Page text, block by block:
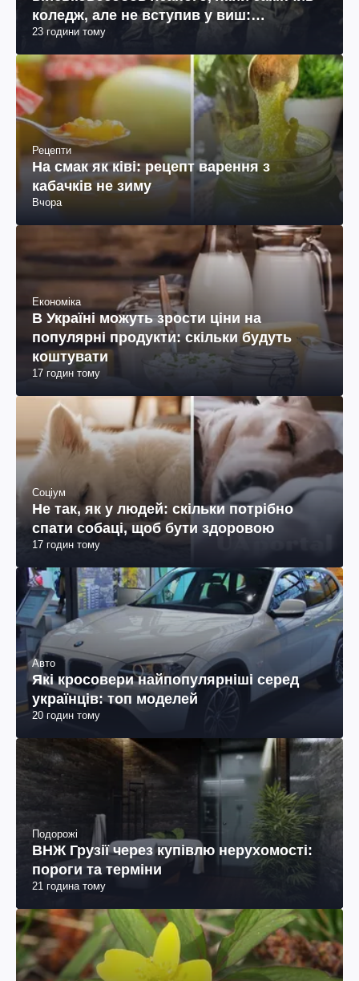
коледж, але не вступив у виш:
пояснення юриста
23 години тому
Рецепти
На смак як ківі: рецепт варення з
кабачків не зиму
Вчора
Економіка
В Україні можуть зрости ціни на
популярні продукти: скільки будуть
коштувати
17 годин тому
Соціум
Не так, як у людей: скільки потрібно
спати собаці, щоб бути здоровою
17 годин тому
Авто
Які кросовери найпопулярніші серед
українців: топ моделей
20 годин тому
Подорожі
ВНЖ Грузії через купівлю нерухомості:
пороги та терміни
21 година тому